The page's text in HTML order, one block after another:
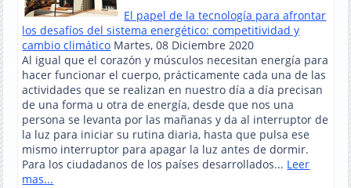
El papel de la tecnología para afrontar
los desafíos del sistema energético: competitividad y
cambio climático Martes, 08 Diciembre 2020
Al igual que el corazón y músculos necesitan energía para
hacer funcionar el cuerpo, prácticamente cada una de las
actividades que se realizan en nuestro día a día precisan
de una forma u otra de energía, desde que nos una
persona se levanta por las mañanas y da al interruptor de
la luz para iniciar su rutina diaria, hasta que pulsa ese
mismo interruptor para apagar la luz antes de dormir.
Para los ciudadanos de los países desarrollados... Leer
mas...